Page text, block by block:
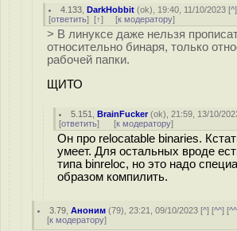
4.133 ,DarkHobbit (ok), 19:40, 11/10/2023 [^
[ответить] [↑] [к модератору]
> В линуксе даже нельзя
относительно бинаря, только
рабочей папки.
ЩИТО
5.151 ,BrainFucker(ok), 21:59, 13/10/
[ответить] [к модератору]
Он про relocatable binaries.
умеет. Для остальных вроде
типа binreloc, но это надо
образом компилить.
3.79 ,Аноним (79), 23:21, 09/10/2023 [^] [^^] [
[к модератору]